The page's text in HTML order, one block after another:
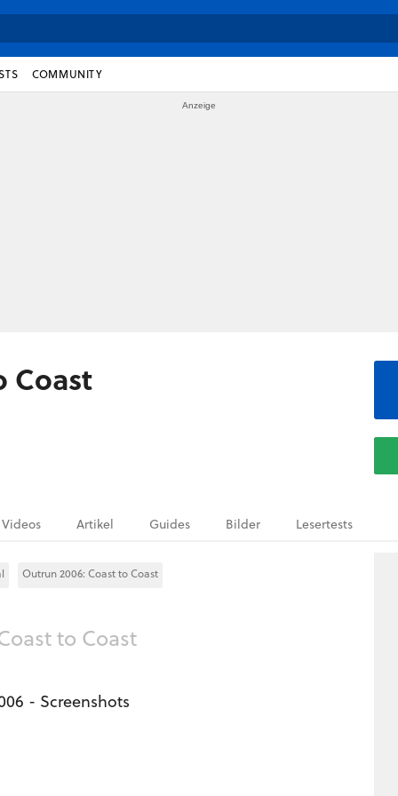
COMMUNITY
Coast
Videos Artikel Guides Bilder Lesertests
Outrun 2006: Coast to Coast
to Coast
- Screenshots